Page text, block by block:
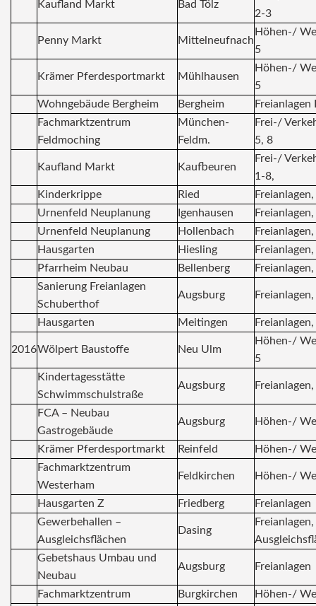
Kaufland Markt Bad Tölz
2-3
Penny Markt Mittelneufnach
Höhen-/
5
Krämer Pferdesportmarkt Mühlhausen
Höhen-/
5
Wohngebäude Bergheim
Bergheim
Freianlagen
Fachmarktzentrum
Feldmoching
München-
Feldm.
Frei-/
5, 8
Kaufland Markt Kaufbeuren
Frei-/
1-8,
Kinderkrippe
Ried
Urnenfeld Neuplanung
Igenhausen
Urnenfeld Neuplanung
Hollenbach
Hausgarten
Hiesling
Pfarrheim Neubau
Bellenberg
Sanierung Freianlagen
Schuberthof
Augsburg
Hausgarten Meitingen
2016Wölpert Baustoffe Neu Ulm
Höhen-/
5
Kindertagesstätte
Schwimmschulstraße
Augsburg
FCA – Neubau
Gastrogebäude
Augsburg Höhen-/
Krämer Pferdesportmarkt Reinfeld
Höhen-/
Fachmarktzentrum
Westerham
Feldkirchen Höhen-/
Hausgarten Z Friedberg
Freianlagen
Gewerbehallen –
Ausgleichsflächen
Dasing
Freianlagen,
Gebetshaus Umbau und
Neubau
Augsburg Freianlagen
Fachmarktzentrum Burgkirchen
Höhen-/